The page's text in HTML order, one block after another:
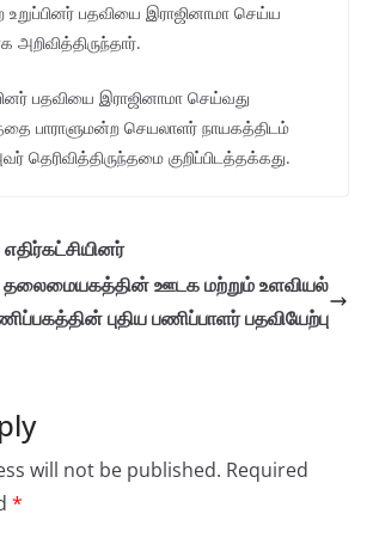
உறுப்பினர் பதவியை இராஜினாமா செய்ய
அறிவித்திருந்தார்.
பதவியை இராஜினாமா செய்வது
பாராளுமன்ற செயலாளர் நாயகத்திடம்
குறிப்பிடத்தக்கது.
ஊடக மற்றும் உளவியல்
புதிய பணிப்பாளர் பதவியேற்பு
will not be published. Required
*